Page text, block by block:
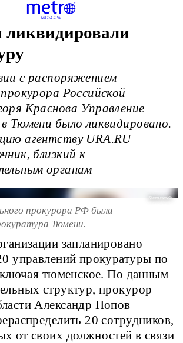
с распоряжением
Российской
Краснова Управление
Тюмени было ликвидировано.
агентству URA.RU
близкий к
органам
Shutterstock.
прокурора РФ была
Тюмени.
запланировано
управлений прокуратуры по
тюменское. По данным
структур, прокурор
Александр Попов
20 сотрудников,
от своих должностей в связи